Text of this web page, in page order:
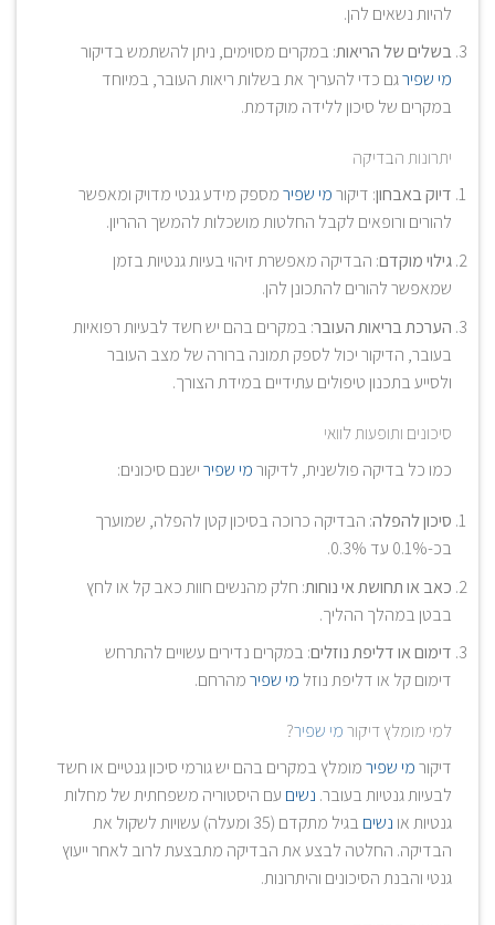
להיות נשאים להן.
בשלים של הריאות: במקרים מסוימים, ניתן להשתמש בדיקור
מי שפירגם כדי להעריך את בשלות ריאות העובר, במיוחד
במקרים של סיכון ללידה מוקדמת.
יתרונות הבדיקה
דיוק באבחון: דיקורמי שפירמספק מידע גנטי מדויק ומאפשר
להורים ורופאים לקבל החלטות מושכלות להמשך ההריון.
גילוי מוקדם: הבדיקה מאפשרת זיהוי בעיות גנטיות בזמן
שמאפשר להורים להתכונן להן.
הערכת בריאות העובר: במקרים בהם יש חשד לבעיות רפואיות
בעובר, הדיקור יכול לספק תמונה ברורה של מצב העובר
ולסייע בתכנון טיפולים עתידיים במידת הצורך.
סיכונים ותופעות לוואי
כמו כל בדיקה פולשנית, לדיקורמי שפירישנם סיכונים:
סיכון להפלה: הבדיקה כרוכה בסיכון קטן להפלה, שמוערך
בכ-0.1% עד 0.3%.
כאב או תחושת אי נוחות: חלק מהנשים חוות כאב קל או לחץ
בבטן במהלך ההליך.
דימום או דליפת נוזלים: במקרים נדירים עשויים להתרחש
דימום קל או דליפת נוזל מי שפירמהרחם.
למי מומלץ דיקורמי שפיר?
דיקורמי שפירמומלץ במקרים בהם יש גורמי סיכון גנטיים או חשד
לבעיות גנטיות בעובר. נשים עם היסטוריה משפחתית של מחלות
גנטיות או נשים
בגיל מתקדם (35 ומעלה) עשויות לשקול את
הבדיקה. החלטה לבצע את הבדיקה מתבצעת לרוב לאחר ייעוץ
גנטי והבנת הסיכונים והיתרונות.